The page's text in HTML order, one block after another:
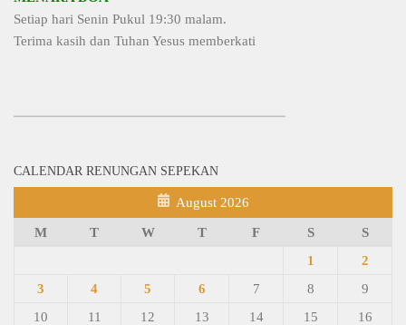
Setiap hari Senin Pukul 19:30 malam.
Terima kasih dan Tuhan Yesus memberkati
CALENDAR RENUNGAN SEPEKAN
August 2026
M T W T F S
S
1
2
3
4 5 6 7 8
9
10
11 12 13 14 15
16